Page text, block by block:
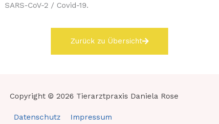
SARS-CoV-2 / Covid-19.
Zurück zu Übersicht
Copyright © 2026 Tierarztpraxis Daniela Rose
Datenschutz Impressum